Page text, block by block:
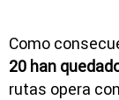
Como
20 han
rutas opera